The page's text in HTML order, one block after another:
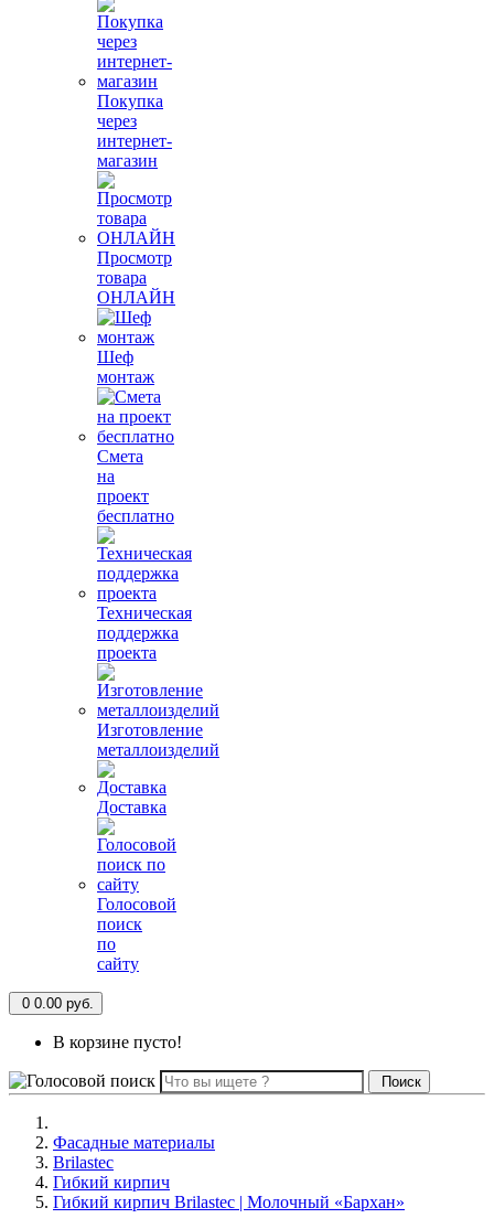
Покупка
через
интернет-
магазин
Просмотр
товара
ОНЛАЙН
Шеф
монтаж
Смета
на
проект
бесплатно
Техническая
поддержка
проекта
Изготовление
металлоизделий
Доставка
Голосовой
поиск
по
сайту
0 0.00 руб.
В корзине пусто!
Поиск
Фасадные материалы
Brilastec
Гибкий кирпич
Гибкий кирпич Brilastec | Молочный «Бархан»